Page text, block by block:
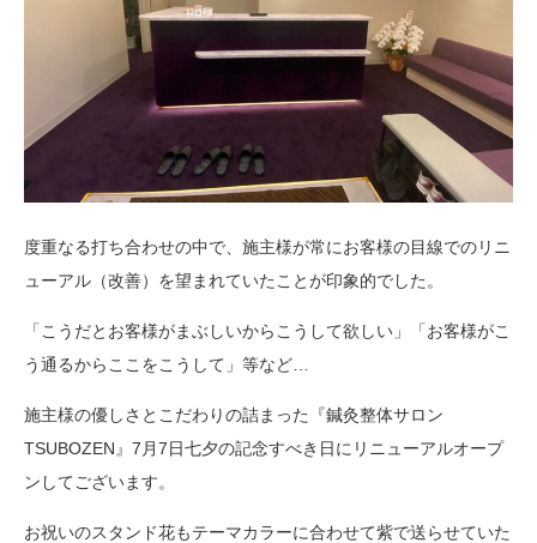
度重なる打ち合わせの中で、施主様が常にお客様の目線でのリニ
ューアル（改善）を望まれていたことが印象的でした。
「こうだとお客様がまぶしいからこうして欲しい」「お客様がこ
う通るからここをこうして」等など…
施主様の優しさとこだわりの詰まった『鍼灸整体サロン
TSUBOZEN』7月7日七夕の記念すべき日にリニューアルオープ
ンしてございます。
お祝いのスタンド花もテーマカラーに合わせて紫で送らせていた